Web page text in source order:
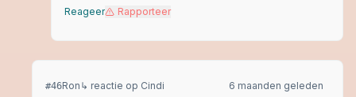
Reageer Rapporteer
#46Ron ↳ reactie op Cindi 6 maanden geleden